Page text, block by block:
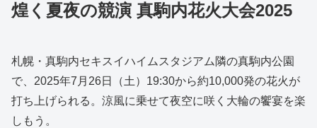
煌く夏夜の競演 真駒内花火大会2025
札幌・真駒内セキスイハイムスタジアム隣の真駒内公園
で、2025年7月26日（土）19:30から約10,000発の花火が
打ち上げられる。涼風に乗せて夜空に咲く大輪の饗宴を楽
しもう。